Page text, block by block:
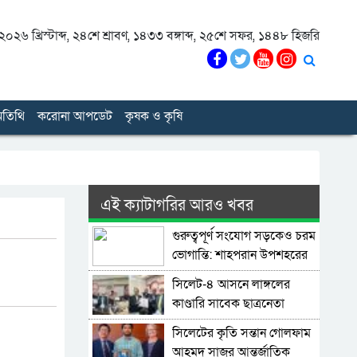
খ্রিস্টাব্দ, ২৪শে শ্রাবণ, ১৪৩৩ বঙ্গাব্দ, ২৫শে সফর, ১৪৪৮ হিজরি
করোনা আপডেট কৃষক ও কৃষি
এই ক্যাটাগরির আরও খবর
গুরুত্বপূর্ণ সংযোগ সড়কেও চরম
ভোগান্তি: শাহপরান উপশহরের
রাস্তাঘাট সংস্কারের দাবি
সিলেট-৪ আসনে লাঙ্গলের
কাণ্ডারি সাবেক ছাত্রনেতা
মুজিবুর রহমান ডালিম
সিলেটের কৃতি সন্তান গোলফাম
আহমদ সাজুর আন্তর্জাতিক